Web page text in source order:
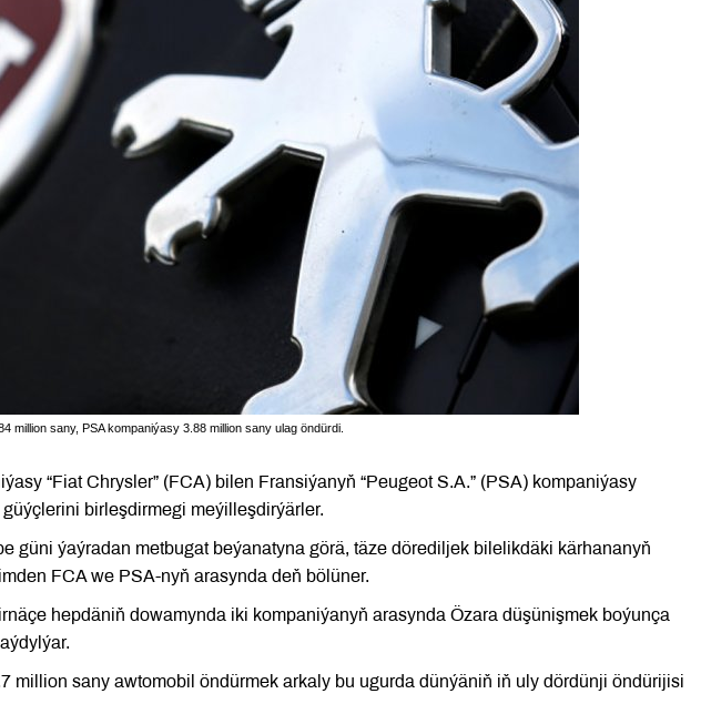
million sany, PSA kompaniýasy 3.88 million sany ulag öndürdi.
“Fiat Chrysler” (FCA) bilen Fransiýanyň “Peugeot S.A.” (PSA) kompaniýasy
birleşdirmegi meýilleşdirýärler.
güni ýaýradan metbugat beýanatyna görä, täze dörediljek bilelikdäki kärhananyň
FCA we PSA-nyň arasynda deň bölüner.
hepdäniň dowamynda iki kompaniýanyň arasynda Özara düşünişmek boýunça
million sany awtomobil öndürmek arkaly bu ugurda dünýäniň iň uly dördünji öndürijisi